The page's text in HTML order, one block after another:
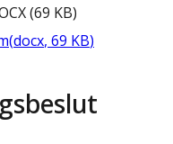
(69 KB)
(docx, 69 KB)